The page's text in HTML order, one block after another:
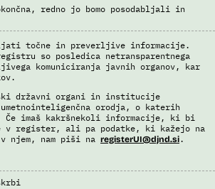
redno jo bomo posodabljali in
točne in preverljive informacije.
so posledica netransparentnega
komuniciranja javnih organov, kar
državni organi in institucije
orodja, o katerih
Če imaš kakršnekoli informacije, ki bi
v register, ali pa podatke, ki kažejo na
njem, nam piši na registerUI@djnd.si.